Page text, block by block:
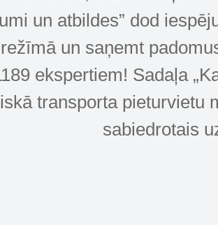
un atbildes” dod
un saņemt
ekspertiem! Sadaļa
transporta pieturvietu
sabiedrotais